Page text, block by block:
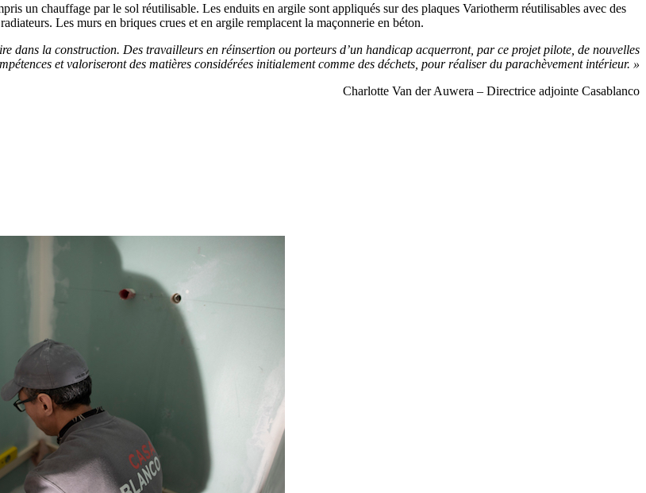
un chauffage par le sol réutilisable. Les enduits en argile sont appliqués sur des plaques Variotherm réutilisables avec des
Les murs en briques crues et en argile remplacent la maçonnerie en béton.
dans la construction. Des travailleurs en réinsertion ou porteurs d’un handicap acquerront, par ce projet pilote, de nouvelles
et valoriseront des matières considérées initialement comme des déchets, pour réaliser du parachèvement intérieur. »
Charlotte Van der Auwera – Directrice adjointe Casablanco